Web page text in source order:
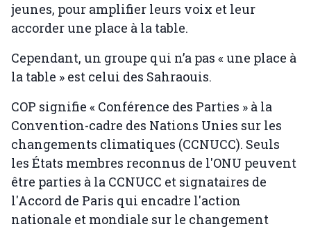
jeunes, pour amplifier leurs voix et leur
accorder une place à la table.
Cependant, un groupe qui n’a pas « une place à
la table » est celui des Sahraouis.
COP signifie « Conférence des Parties » à la
Convention-cadre des Nations Unies sur les
changements climatiques (CCNUCC). Seuls
les États membres reconnus de l'ONU peuvent
être parties à la CCNUCC et signataires de
l'Accord de Paris qui encadre l'action
nationale et mondiale sur le changement